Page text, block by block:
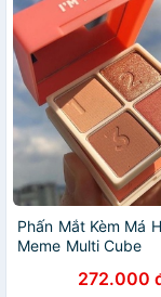
Phấn Mắt Kèm Má
Meme Multi Cube
272.000